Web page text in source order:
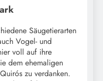
Säugetierarten
Vogel- und
voll auf ihre
dem ehemaligen
zu verdanken.